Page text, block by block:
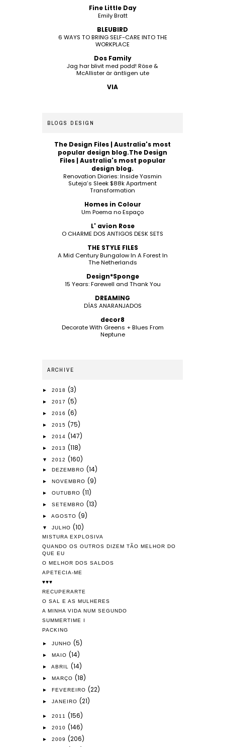
Fine Little Day
Emily Bratt
BLEUBIRD
6 WAYS TO BRING SELF-CARE INTO THE
WORKPLACE
Dos Family
Jag har blivit med podd! Röse &
McAllister är äntligen ute
VIA
BLOGS DESIGN
The Design Files | Australia's most
popular design blog.The Design
Files | Australia's most popular
design blog.
Renovation Diaries: Inside Yasmin
Suteja’s Sleek $88k Apartment
Transformation
Homes in Colour
Um Poema no Espaço
L' avion Rose
O CHARME DOS ANTIGOS DESK SETS
THE STYLE FILES
A Mid Century Bungalow In A Forest In
The Netherlands
Design*Sponge
15 Years: Farewell and Thank You
DREAMING
DÍAS ANARANJADOS
decor8
Decorate With Greens + Blues From
Neptune
ARCHIVE
► 2018 (3)
► 2017 (5)
► 2016 (6)
► 2015 (75)
► 2014 (147)
► 2013 (118)
▼ 2012 (160)
► DEZEMBRO (14)
► NOVEMBRO (9)
► OUTUBRO (11)
► SETEMBRO (13)
► AGOSTO (9)
▼ JULHO (10)
MISTURA EXPLOSIVA
QUANDO OS OUTROS DIZEM TÃO MELHOR DO
QUE EU
O MELHOR DOS SALDOS
APETECIA-ME
♥♥♥
RECUPERARTE
O SAL E AS MULHERES
A MINHA VIDA NUM SEGUNDO
SUMMERTIME I
PACKING
► JUNHO (5)
► MAIO (14)
► ABRIL (14)
► MARÇO (18)
► FEVEREIRO (22)
► JANEIRO (21)
► 2011 (156)
► 2010 (146)
► 2009 (206)